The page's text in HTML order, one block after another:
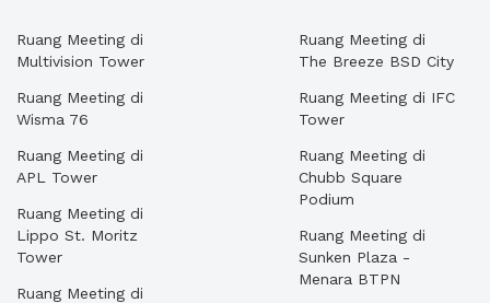
Ruang Meeting di
Multivision Tower
Ruang Meeting di
Wisma 76
Ruang Meeting di
APL Tower
Ruang Meeting di
Lippo St. Moritz
Tower
Ruang Meeting di
Ruang Meeting di
The Breeze BSD City
Ruang Meeting di IFC
Tower
Ruang Meeting di
Chubb Square
Podium
Ruang Meeting di
Sunken Plaza -
Menara BTPN